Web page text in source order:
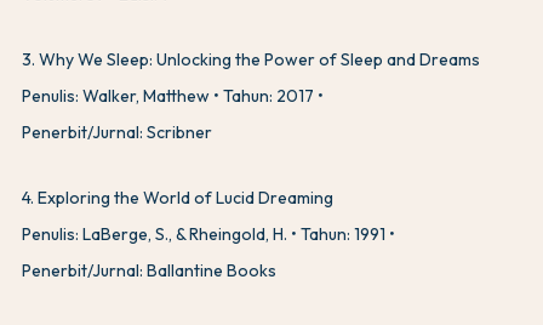
3. Why We Sleep: Unlocking the Power of Sleep and Dreams
Penulis: Walker, Matthew
Tahun: 2017
Penerbit/Jurnal: Scribner
4. Exploring the World of Lucid Dreaming
Penulis: LaBerge, S., & Rheingold, H.
Tahun: 1991
Penerbit/Jurnal: Ballantine Books